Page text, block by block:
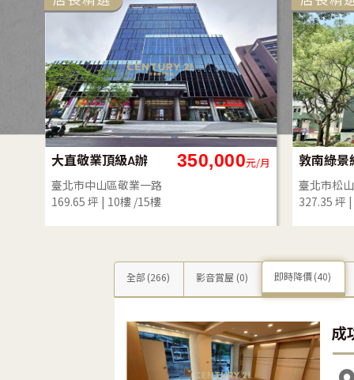
12,000元/月
臺南市善化區陽明新村
12.30 坪 1房(室)1廳1衛
臺北市內
22.88 坪
全部 (266) 影音賞屋 (0) 即時降價(40)
成